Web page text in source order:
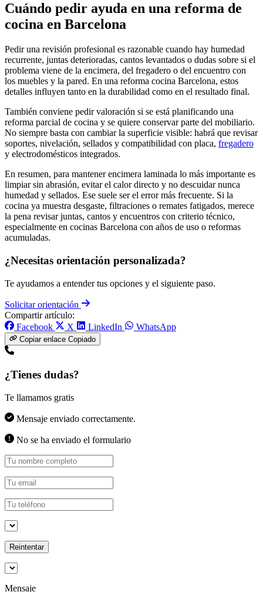
Cuándo pedir ayuda en una reforma de
cocina en Barcelona
Pedir una revisión profesional es razonable cuando hay humedad
recurrente, juntas deterioradas, cantos levantados o dudas sobre si el
problema viene de la encimera, del fregadero o del encuentro con
los muebles y la pared. En una reforma cocina Barcelona, estos
detalles influyen tanto en la durabilidad como en el resultado final.
También conviene pedir valoración si se está planificando una
reforma parcial de cocina y se quiere conservar parte del mobiliario.
No siempre basta con cambiar la superficie visible: habrá que revisar
soportes, nivelación, sellados y compatibilidad con placa, fregadero
y electrodomésticos integrados.
En resumen, para mantener encimera laminada lo más importante es
limpiar sin abrasión, evitar el calor directo y no descuidar nunca
humedad y sellados. Ese suele ser el error más frecuente. Si la
cocina ya muestra desgaste, filtraciones o remates fatigados, merece
la pena revisar juntas, cantos y encuentros con criterio técnico,
especialmente en cocinas Barcelona con años de uso o reformas
acumuladas.
¿Necesitas orientación personalizada?
Te ayudamos a entender tus opciones y el siguiente paso.
Solicitar orientación
Compartir artículo:
Facebook
X LinkedIn WhatsApp
Copiar enlace Copiado
¿Tienes dudas?
Te llamamos gratis
Mensaje enviado correctamente.
No se ha enviado el formulario
Reintentar
Mensaje